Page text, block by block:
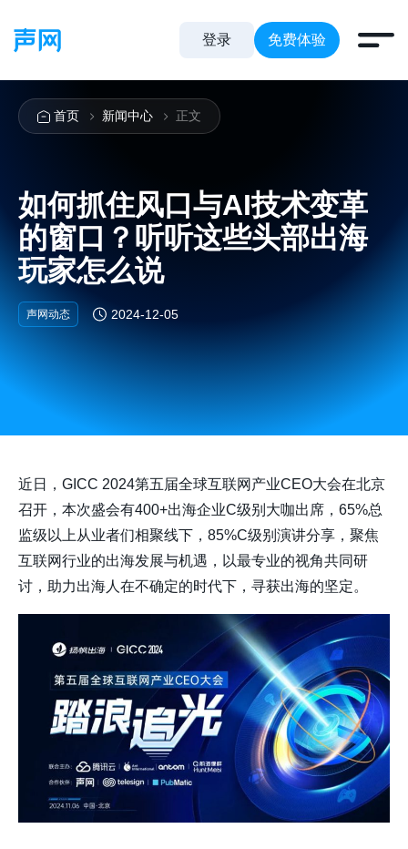
登录 免费体验
首页 新闻中心 正文
如何抓住风口与AI技术变革
的窗口？听听这些头部出海
玩家怎么说
声网动态 2024-12-05
近日，GICC 2024第五届全球互联网产业CEO大会在北京
召开，本次盛会有400+出海企业C级别大咖出席，65%总
监级以上从业者们相聚线下，85%C级别演讲分享，聚焦
互联网行业的出海发展与机遇，以最专业的视角共同研
讨，助力出海人在不确定的时代下，寻获出海的坚定。